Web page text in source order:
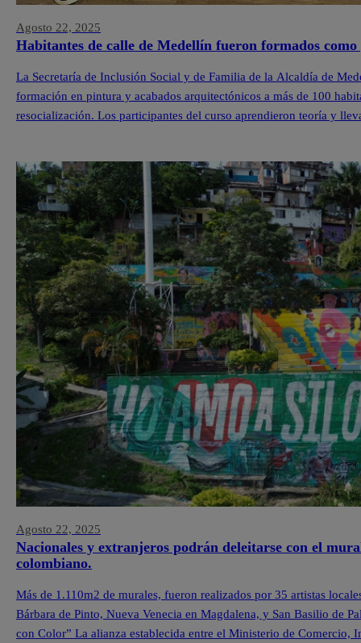
Agosto 22, 2025
Habitantes de calle de Medellín fueron formados
La Secretaría de Inclusión Social y de Familia de la Alcaldía de
formación en pintura y acabados arquitectónicos a más de 100
resocialización. Los participantes del curso aprendieron teoría y
Agosto 22, 2025
Nacionales y extranjeros podrán deleitarse con el
colombiano.
Más de 1.110m2 de murales, fueron realizados por 35 artistas
Bárbara de Pinto, Nueva Venecia en Magdalena, y San Basilio de
con Color” La alianza establecida entre el Ministerio de